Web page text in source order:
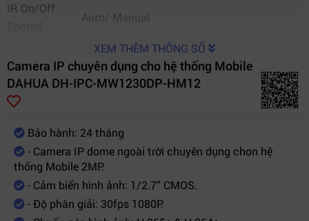
IR On/Off
Auto/ Manual
Lens
Lens Type
Fixed
Mount Type
Max. Aperture F2.1 (F2.0, F2.0)
Angle of View
H: 115° (86°, 53°), V: 62° (47°, 30°)
Focus Control Fixed
Video
Compression
H.265+/H.265/H.264+/H.264
XEM THÊM THÔNG SỐ
Camera IP chuyên dụng cho hệ thống Mobile
DAHUA DH-IPC-MW1230DP-HM12
Bảo hành: 24 tháng
- Camera IP dome ngoài trời chuyên dụng chon hệ
thống Mobile 2MP.
- Cảm biến hình ảnh: 1/2.7” CMOS.
- Độ phân giải: 30fps 1080P.